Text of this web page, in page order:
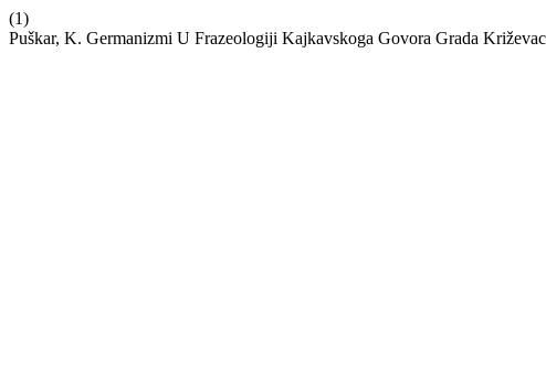
(1)
Puškar, K. Germanizmi U Frazeologiji Kajkavskoga Govora Grada